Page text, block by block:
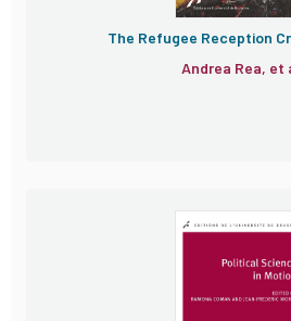
The Refugee Reception
Andrea